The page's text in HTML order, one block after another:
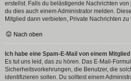
erstellst. Falls du belästigende Nachrichten
du dies auch einem Administrator melden.
Mitglied dann verbieten, Private Nachrichten zu
Nach oben
Ich habe eine Spam-E-Mail von einem
Es tut uns leid, das zu hören. Das E-Mail-
Sicherheitsvorkehrungen, die Benutzer, die
identifizieren sollen. Du solltest einem